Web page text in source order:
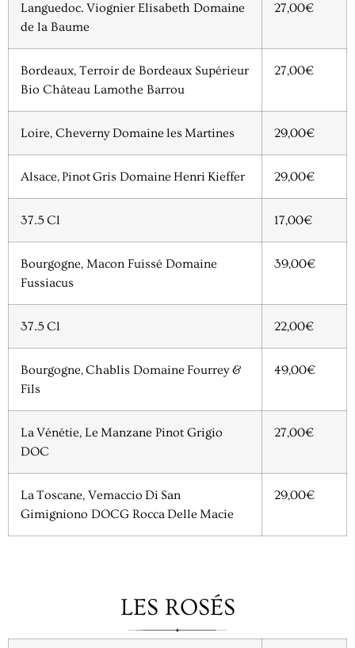
Languedoc. Viognier Elisabeth Domaine
de la Baume
27,00€
Bordeaux, Terroir de Bordeaux Supérieur
Bio Château Lamothe Barrou
27,00€
Loire, Cheverny Domaine les Martines 29,00€
Alsace, Pinot Gris Domaine Henri Kieffer 29,00€
37.5 Cl 17,00€
Bourgogne, Macon Fuissé Domaine
Fussiacus
39,00€
37.5 Cl 22,00€
Bourgogne, Chablis Domaine Fourrey &
Fils
49,00€
La Vénétie, Le Manzane Pinot Grigio
DOC
27,00€
La Toscane, Vemaccio Di San
Gimigniono DOCG Rocca Delle Macie
29,00€
LES ROSÉS